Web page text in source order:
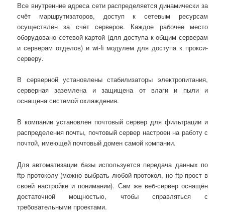
Все внутренние адреса сети распределяется динамически за
счёт маршрутизаторов, доступ к сетевым ресурсам
осуществлён за счёт серверов. Каждое рабочее место
оборудовано сетевой картой (для доступа к общим серверам
и серверам отделов) и wi-fi модулем для доступа к прокси-
серверу.
В серверной установлены стабилизаторы электропитания,
серверная заземлена и защищена от влаги и пыли и
оснащена системой охлаждения.
В компании установлен почтовый сервер для фильтрации и
распределения почты, почтовый сервер настроен на работу с
почтой, имеющей почтовый домен самой компании.
Для автоматизации базы используется передача данных по
ftp протоколу (можно выбрать любой протокол, но ftp прост в
своей настройке и понимании). Сам же веб-сервер оснащён
достаточной мощностью, чтобы справляться с
требовательными проектами.